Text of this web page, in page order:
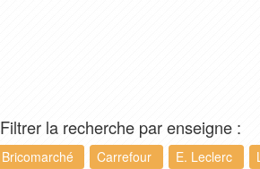
Filtrer la recherche par enseigne :
Bricomarché Carrefour E. Leclerc